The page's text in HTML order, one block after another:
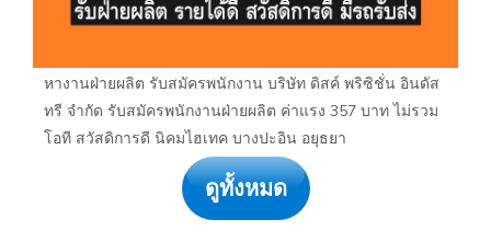
หางานฝ่ายผลิต รับสมัครพนักงาน บริษัท ดิสค์ พริซิชั่น อินดัส
ทรี จำกัด รับสมัครพนักงานฝ่ายผลิต ค่าแรง 357 บาท ไม่รวม
โอที สวัสดิการดี นิคมไฮเทค บางปะอิน อยุธยา
ดูทั้งหมด